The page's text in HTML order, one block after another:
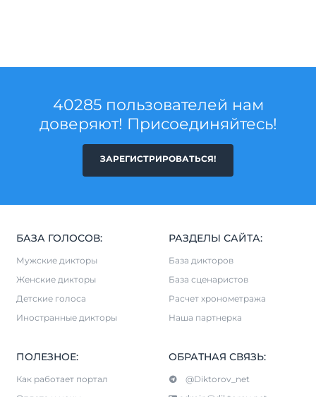
40285 пользователей нам
доверяют! Присоединяйтесь!
ЗАРЕГИСТРИРОВАТЬСЯ!
БАЗА ГОЛОСОВ:
Мужские дикторы
Женские дикторы
Детские голоса
Иностранные дикторы
РАЗДЕЛЫ САЙТА:
База дикторов
База сценаристов
Расчет хронометража
Наша партнерка
ПОЛЕЗНОЕ:
Как работает портал
ОБРАТНАЯ СВЯЗЬ:
@Diktorov_net